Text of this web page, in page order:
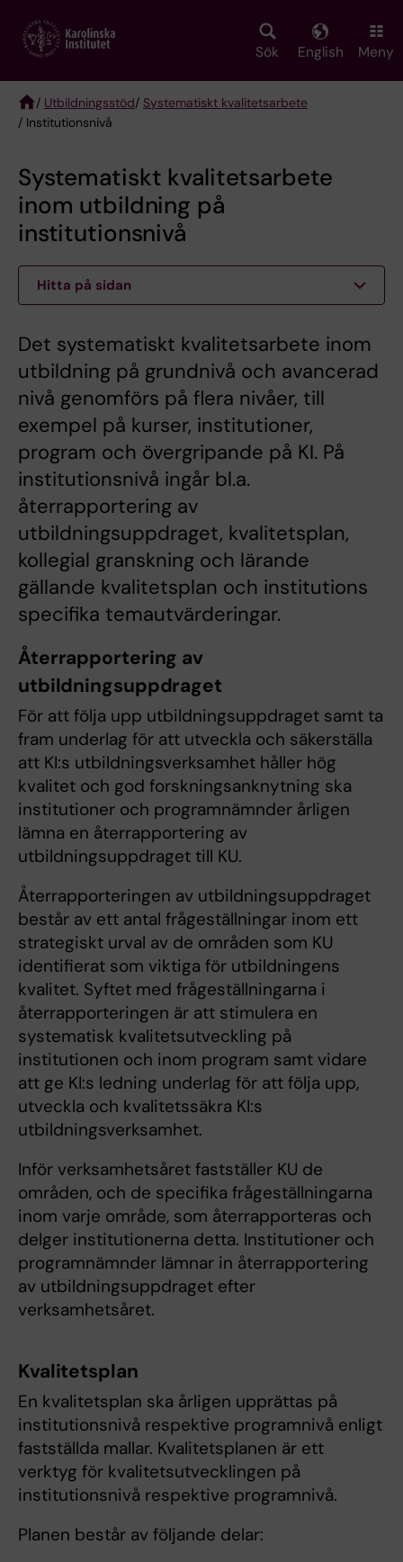
main
Sök English Meny
Breadcrumb
/ Utbildningsstöd/ Systematiskt kvalitetsarbete
/ Institutionsnivå
Systematiskt kvalitetsarbete
inom utbildning på
institutionsnivå
Hitta på sidan
Det systematiskt kvalitetsarbete inom
utbildning på grundnivå och avancerad
nivå genomförs på flera nivåer, till
exempel på kurser, institutioner,
program och övergripande på KI. På
institutionsnivå ingår bl.a.
återrapportering av
utbildningsuppdraget, kvalitetsplan,
kollegial granskning och lärande
gällande kvalitetsplan och institutions
specifika temautvärderingar.
Återrapportering av
utbildningsuppdraget
För att följa upp utbildningsuppdraget samt ta
fram underlag för att utveckla och säkerställa
att KI:s utbildningsverksamhet håller hög
kvalitet och god forskningsanknytning ska
institutioner och programnämnder årligen
lämna en återrapportering av
utbildningsuppdraget till KU.
Återrapporteringen av utbildningsuppdraget
består av ett antal frågeställningar inom ett
strategiskt urval av de områden som KU
identifierat som viktiga för utbildningens
kvalitet. Syftet med frågeställningarna i
återrapporteringen är att stimulera en
systematisk kvalitetsutveckling på
institutionen och inom program samt vidare
att ge KI:s ledning underlag för att följa upp,
utveckla och kvalitetssäkra KI:s
utbildningsverksamhet.
Inför verksamhetsåret fastställer KU de
områden, och de specifika frågeställningarna
inom varje område, som återrapporteras och
delger institutionerna detta. Institutioner och
programnämnder lämnar in återrapportering
av utbildningsuppdraget efter
verksamhetsåret.
Kvalitetsplan
En kvalitetsplan ska årligen upprättas på
institutionsnivå respektive programnivå enligt
fastställda mallar. Kvalitetsplanen är ett
verktyg för kvalitetsutvecklingen på
institutionsnivå respektive programnivå.
Planen består av följande delar: